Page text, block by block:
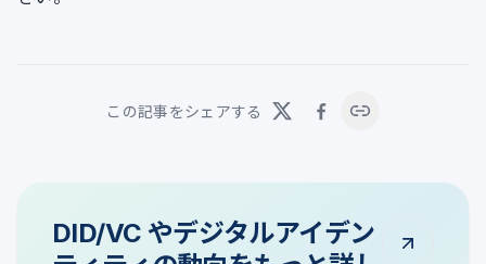
この記事をシェアする
DID/VC やデジタルアイデン